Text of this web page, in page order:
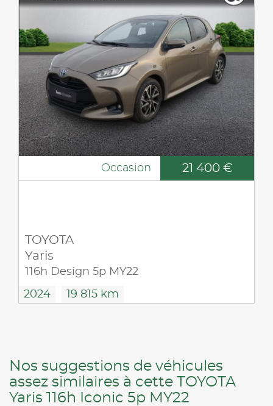
Occasion 21 400 €
TOYOTA
Yaris
116h Design 5p MY22
2024 19 815 km
Nos suggestions de véhicules
assez similaires à cette TOYOTA
Yaris 116h Iconic 5p MY22